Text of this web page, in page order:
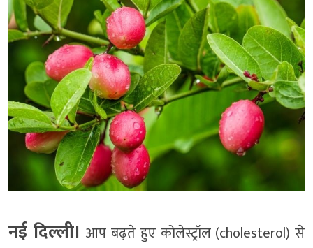
नई दिल्ली। आप बढ़ते हुए कोलेस्ट्रॉल (cholesterol) से